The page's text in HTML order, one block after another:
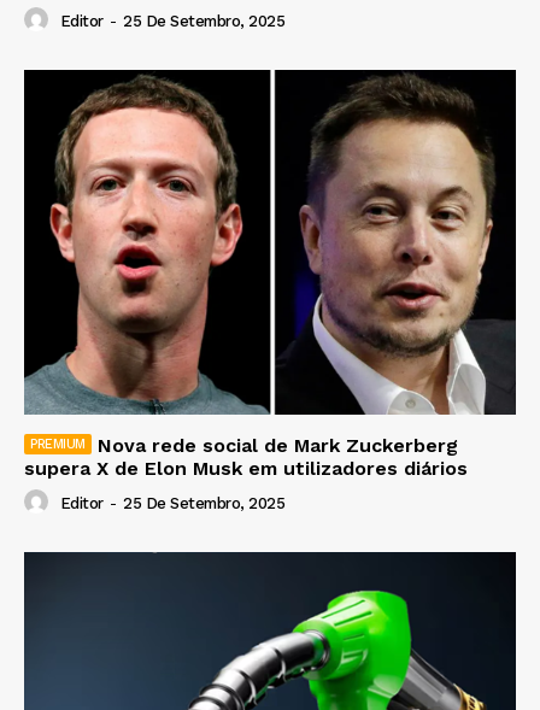
Editor - 25 De Setembro, 2025
Nova rede social de Mark Zuckerberg
supera X de Elon Musk em utilizadores diários
Editor - 25 De Setembro, 2025